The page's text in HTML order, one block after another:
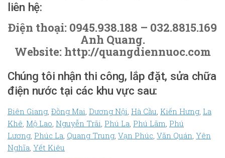
liên hệ:
Điện thoại: 0945.938.188 – 032.8815.169
Anh Quang.
Website: http://quangdiennuoc.com
Chúng tôi nhận thi công, lắp đặt, sửa chữa
điện nước tại các khu vực sau:
Biên Giang, Đồng Mai, Dương Nội, Hà Cầu, Kiến Hưng, La
Khê, Mộ Lao, Nguyễn Trãi, Phú La, Phú Lãm, Phú
Lương, Phúc La, Quang Trung, Vạn Phúc, Văn Quán, Yên
Nghĩa, Yết Kiêu